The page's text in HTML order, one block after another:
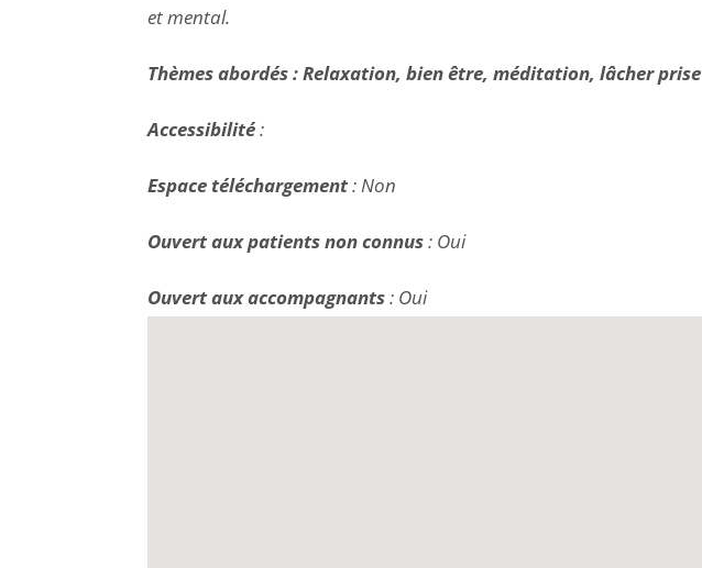
et mental.
Thèmes abordés :Relaxation, bien être, méditation, lâcher prise
Accessibilité:
Espace téléchargement: Non
Ouvert aux patients non connus: Oui
Ouvert aux accompagnants: Oui